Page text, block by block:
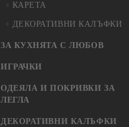
КАРЕТА
ДЕКОРАТИВНИ КАЛЪФКИ
ЗА КУХНЯТА С ЛЮБОВ
ИГРАЧКИ
ОДЕЯЛА И ПОКРИВКИ ЗА
ЛЕГЛА
ДЕКОРАТИВНИ КАЛЪФКИ